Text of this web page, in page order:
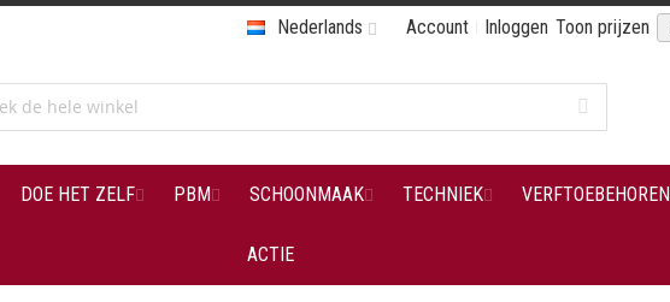
Account Inloggen Toon prijzen
Nederlands
DOE HET ZELF PBM SCHOONMAAK TECHNIEK VERFTOEBEHOREN
ACTIE